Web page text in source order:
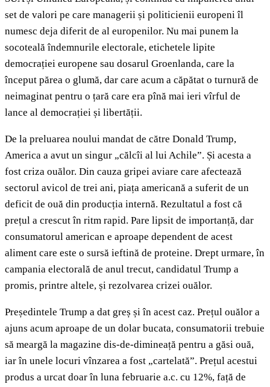
set de valori pe care managerii și politicienii europeni îl
numesc deja diferit de al europenilor. Nu mai punem la
socoteală îndemnurile electorale, etichetele lipite
democrației europene sau dosarul Groenlanda, care la
început părea o glumă, dar care acum a căpătat o turnură de
neimaginat pentru o țară care era pînă mai ieri vîrful de
lance al democrației și libertății.
De la preluarea noului mandat de către Donald Trump,
America a avut un singur „călcîi al lui Achile”. Și acesta a
fost criza ouălor. Din cauza gripei aviare care afectează
sectorul avicol de trei ani, piața americană a suferit de un
deficit de ouă din producția internă. Rezultatul a fost că
prețul a crescut în ritm rapid. Pare lipsit de importanță, dar
consumatorul american e aproape dependent de acest
aliment care este o sursă ieftină de proteine. Drept urmare, în
campania electorală de anul trecut, candidatul Trump a
promis, printre altele, și rezolvarea crizei ouălor.
Președintele Trump a dat greș și în acest caz. Prețul ouălor a
ajuns acum aproape de un dolar bucata, consumatorii trebuie
să meargă la magazine dis-de-dimineață pentru a găsi ouă,
iar în unele locuri vînzarea a fost „cartelată”. Prețul acestui
produs a urcat doar în luna februarie a.c. cu 12%, față de